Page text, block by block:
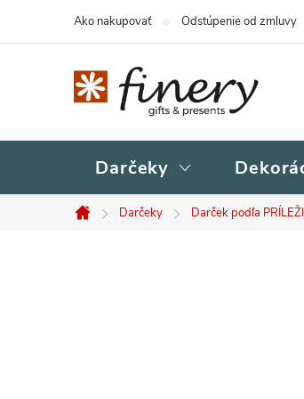
Ako nakupovať Odstúpenie od zmluvy
Darčeky
Domov
Darčeky Darček podľa